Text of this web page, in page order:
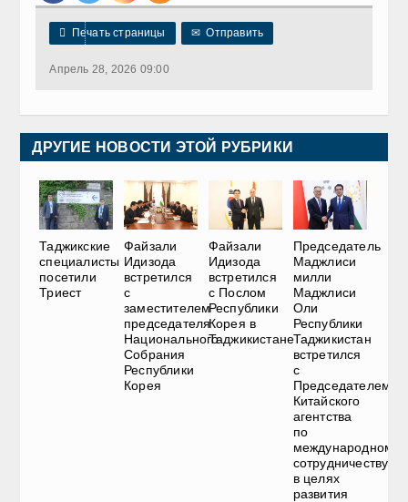
 Печать страницы ✉ Отправить
Апрель 28, 2026 09:00
ДРУГИЕ НОВОСТИ ЭТОЙ РУБРИКИ
Таджикские
специалисты
посетили
Триест
Файзали
Идизода
встретился
с
заместителем
председателя
Национального
Собрания
Республики
Корея
Файзали
Идизода
встретился
с Послом
Республики
Корея в
Таджикистане
Председатель
Маджлиси
милли
Маджлиси
Оли
Республики
Таджикистан
встретился
с
Председателем
Китайского
агентства
по
международному
сотрудничеству
в целях
развития